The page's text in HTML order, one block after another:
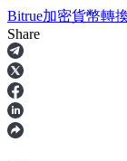
合約
Bitrue加密貨幣轉
Share